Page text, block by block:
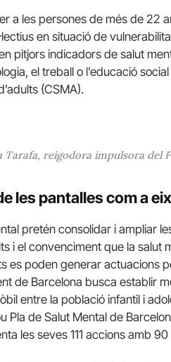
a les persones de més de 22
en situació de
pitjors indicadors de salut
el treball o l’educació
(CSMA).
Tarafa, reigodora impulsora del
les pantalles com a
pretén consolidar i ampliar
i el convenciment que la salut
es poden generar actuacions
de Barcelona busca establir
entre la població infantil i
Pla de Salut Mental de
les seves 111 accions amb